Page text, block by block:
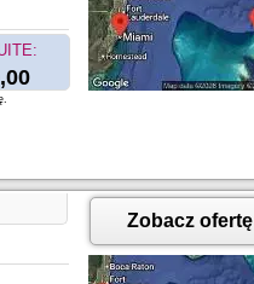
Zobacz ofertę